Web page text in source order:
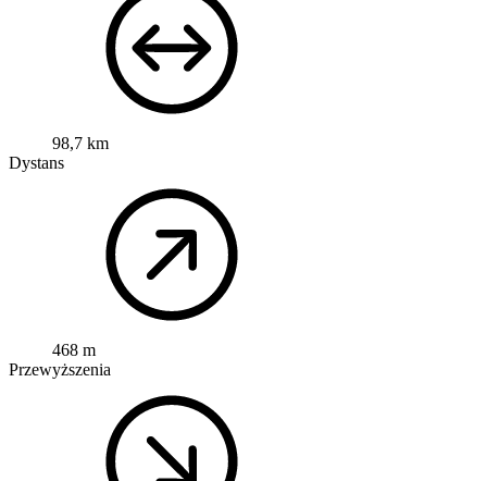
98,7 km
Dystans
468 m
Przewyższenia